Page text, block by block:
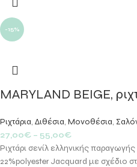
-15%
MARYLAND BEIGE,
Ριχτάρια, Διθέσια, Μονοθέσια,
27,00€ – 55,00€
Ριχτάρι σενίλ ελληνικής
22%polyester Jacquard με σχέδιο